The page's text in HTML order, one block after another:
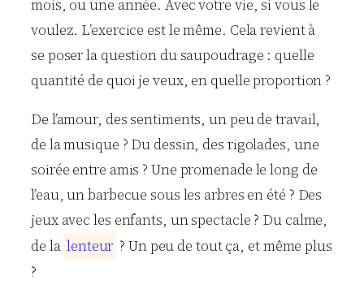
mois, ou une année. Avec votre vie, si vous le
voulez. L’exercice est le même. Cela revient à
se poser la question du saupoudrage : quelle
quantité de quoi je veux, en quelle proportion ?
De l’amour, des sentiments, un peu de travail,
de la musique ? Du dessin, des rigolades, une
soirée entre amis ? Une promenade le long de
l’eau, un barbecue sous les arbres en été ? Des
jeux avec les enfants, un spectacle ? Du calme,
de la lenteur ? Un peu de tout ça, et même plus
?